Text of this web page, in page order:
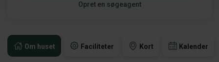
Om huset Faciliteter Kort Kalender
Opret en søgeagent